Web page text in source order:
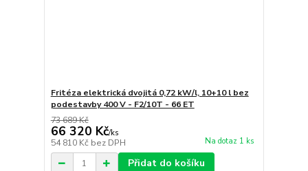
Fritéza elektrická dvojitá 0,72 kW/l, 10+10 l bez
podestavby 400 V - F2/10T - 66 ET
73 689 Kč
66 320 Kč/ks
54 810 Kč bez DPH Na dotaz 1 ks
Přidat do košíku